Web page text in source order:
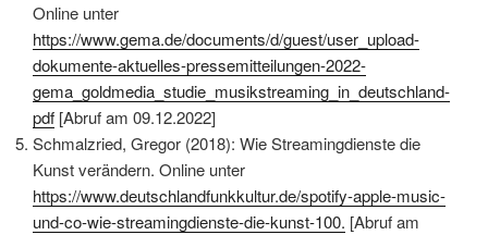
Online unter
https://www.gema.de/documents/d/guest/user_upload-
dokumente-aktuelles-pressemitteilungen-2022-
gema_goldmedia_studie_musikstreaming_in_deutschland-
pdf [Abruf am 09.12.2022]
Schmalzried, Gregor (2018): Wie Streamingdienste die
Kunst verändern. Online unter
https://www.deutschlandfunkkultur.de/spotify-apple-music-
und-co-wie-streamingdienste-die-kunst-100. [Abruf am